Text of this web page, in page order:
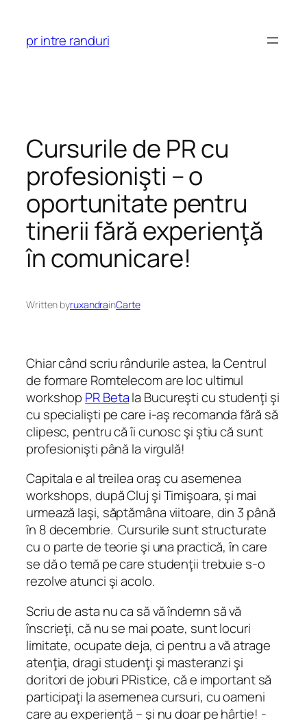
content
pr intre randuri
Cursurile de PR cu
profesionişti – o
oportunitate pentru
tinerii fără experienţă
în comunicare!
Written byruxandrainCarte
Chiar când scriu rândurile astea, la Centrul
de formare Romtelecom are loc ultimul
workshop PR Betala Bucureşti cu studenţi şi
cu specialişti pe care i-aş recomanda fără să
clipesc, pentru că îi cunosc şi ştiu că sunt
profesionişti până la virgulă!
Capitala e al treilea oraş cu asemenea
workshops, după Cluj şi Timişoara, şi mai
urmează Iaşi, săptămâna viitoare, din 3 până
în 8 decembrie. Cursurile sunt structurate
cu o parte de teorie şi una practică, în care
se dă o temă pe care studenţii trebuie s-o
rezolve atunci şi acolo.
Scriu de asta nu ca să vă îndemn să vă
înscrieţi, că nu se mai poate, sunt locuri
limitate, ocupate deja, ci pentru a vă atrage
atenţia, dragi studenţi şi masteranzi şi
doritori de joburi PRistice, că e important să
participaţi la asemenea cursuri, cu oameni
care au experienţă – şi nu doar pe hârtie! -